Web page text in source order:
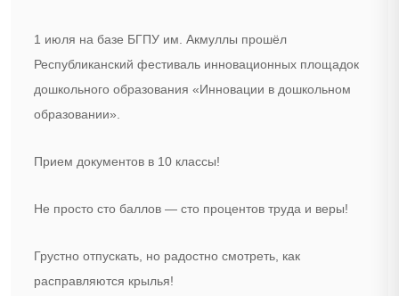
1 июля на базе БГПУ им. Акмуллы прошёл
Республиканский фестиваль инновационных площадок
дошкольного образования «Инновации в дошкольном
образовании».
Прием документов в 10 классы!
Не просто сто баллов — сто процентов труда и веры!
Грустно отпускать, но радостно смотреть, как
расправляются крылья!